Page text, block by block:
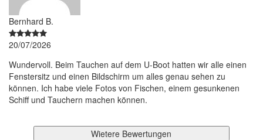
Bernhard B.
20/07/2026
Wundervoll. Beim Tauchen auf dem U-Boot hatten wir alle einen
Fenstersitz und einen Bildschirm um alles genau sehen zu
können. Ich habe viele Fotos von Fischen, einem gesunkenen
Schiff und Tauchern machen können.
Wietere Bewertungen